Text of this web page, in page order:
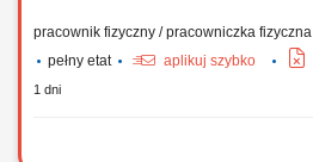
pracownik fizyczny / pracowniczka fizyczna
pełny etat
aplikuj szybko
1 dni